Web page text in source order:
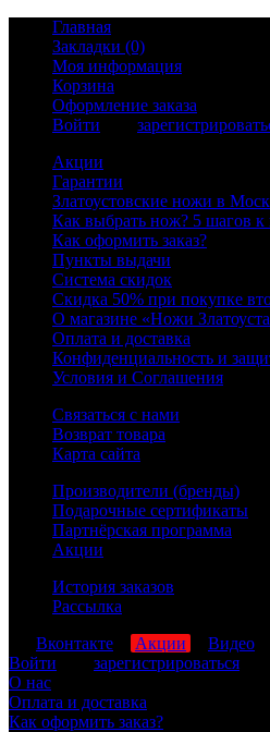
Главная
Закладки (0)
Моя информация
Корзина
Оформление заказа
Войти
Акции
Гарантии
Златоустовские ножи в
Как выбрать нож? 5 шагов
Как оформить заказ?
Пункты выдачи
Система скидок
Скидка 50% при покупке
О магазине «Ножи
Оплата и доставка
Конфиденциальность и
Условия и Соглашения
Связаться с нами
Возврат товара
Карта сайта
Производители (бренды)
Подарочные сертификаты
Партнёрская программа
Акции
История заказов
Рассылка
Вконтакте Акции Видео
Войти
зарегистрироваться
О нас
Оплата и доставка
Как оформить заказ?